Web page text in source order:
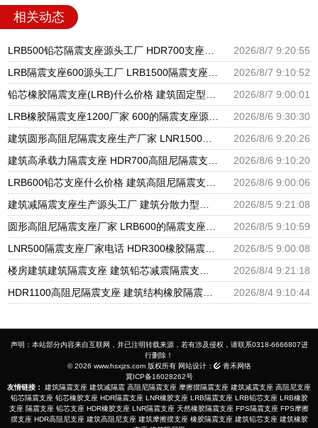
相关动态
LRB500铅芯隔震支座源头工厂 HDR700支座生产厂家 LRB1000隔震支座
2026/8/7 9:20:55
LRB隔震支座600源头工厂 LRB1500隔震支座厂家 II型LRB铅芯橡胶隔震支座生产厂家
2026/8/7 9:10:52
铅芯橡胶隔震支座(LRB)什么价格 建筑固定型抗震支座 减振隔震支座厂家
2026/8/7 9:00:01
LRB橡胶隔震支座1200厂家 600的隔震支座源头工厂 隔震抗震支座生产厂家
2026/8/6 9:30:30
建筑圆形高阻尼隔震支座生产厂家 LNR1500天然橡胶隔震支座 隔震支座哪家高
2026/8/6 9:20:26
建筑高承载力隔震支座 HDR700高阻尼隔震支座厂家 高阻泥橡胶隔震支座
2026/8/6 9:10:20
LRB600铅芯支座什么价格 建筑高阻尼隔震支座生产厂家 LNR1000天然隔震支座
2026/8/6 9:00:06
建筑减隔震支座生产源头工厂 建筑分散力型隔震支座源头工厂 LNR1000天然橡胶隔震支座多少钱
2026/8/5 9:21:08
圆形高阻尼隔震支座厂家 LRB600的隔震支座源头工厂 隔震减震隔震支座源头工厂
2026/8/5 9:10:59
LNR500隔震支座厂家电话 HDR300橡胶隔震支座厂家 建筑隔震橡胶支座加工
2026/8/5 9:00:08
楼房建筑建筑隔震支座 建筑铅芯减震隔震支座生产厂家 阻尼隔震橡胶支座
2026/8/4 9:21:18
HDR1100高阻尼隔震支座 建筑结构橡胶隔震支座什么价格 HDR500高阻尼橡胶隔震支座生产厂家
2026/8/4 9:10:44
声明：本站部分内容来自互联网，并已注明转载来源，若有涉及侵权，请联系0318-6666807进
行删除！
© 2026 www.hsxjzs.com 版权所有 网站设计：
青禾网络
冀ICP备16028262号
友情链接：
建筑隔震支座 建筑减隔震 高阻尼隔震支座 摩擦摆隔震支座 建筑减震支座 高阻尼支座
铅芯隔震支座 铅芯橡胶支座 HDR隔震支座 LNR橡胶支座 LRB隔震支座 LRB铅芯支座 LRB橡胶
支座 隔震支座 铅芯支座 HDR橡胶支座 LNR隔震支座 天然橡胶隔震支座 FPS隔震支座 FPS摩擦
摆支座 HDR高阻尼支座 建筑高阻尼支座 建筑摩擦摆支座 橡胶隔震支座 建筑铅芯支座 建筑橡胶